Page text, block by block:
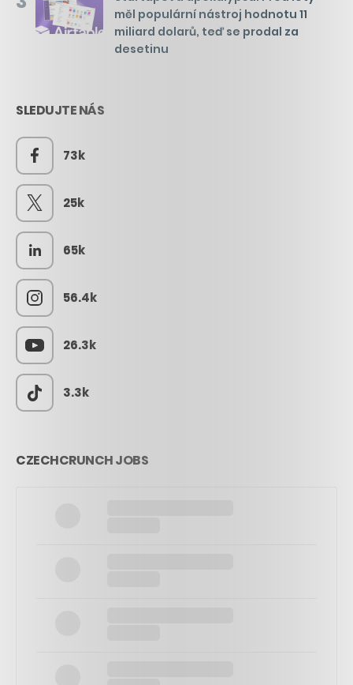
měl populární nástroj hodnotu 11
miliard dolarů, teď se prodal za
desetinu
SLEDUJTE NÁS
73k
25k
65k
56.4k
26.3k
3.3k
CZECHCRUNCH JOBS